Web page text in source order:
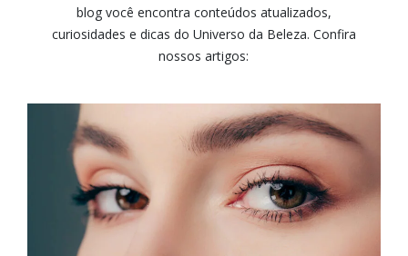
blog você encontra conteúdos atualizados,
curiosidades e dicas do Universo da Beleza. Confira
nossos artigos: